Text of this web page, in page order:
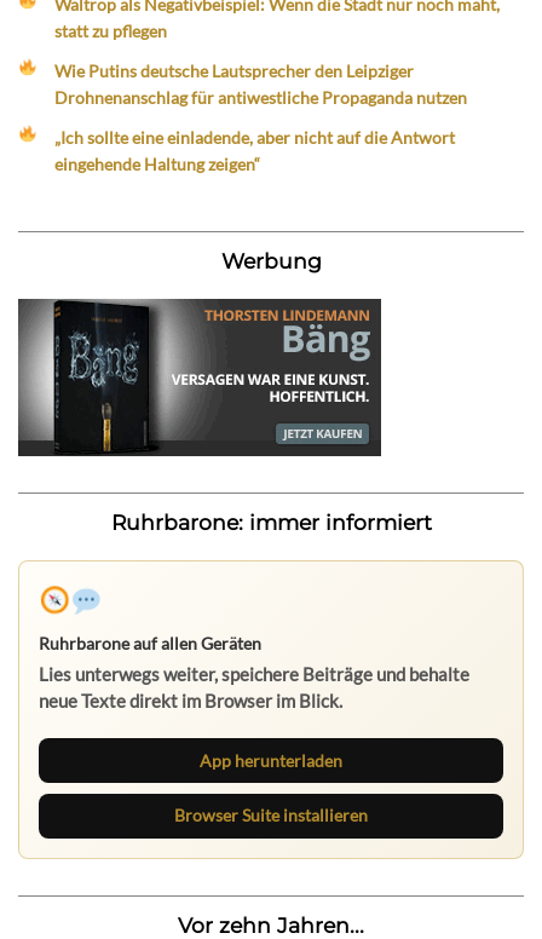
statt zu pflegen
Wie Putins deutsche Lautsprecher den Leipziger
Drohnenanschlag für antiwestliche Propaganda nutzen
„Ich sollte eine einladende, aber nicht auf die Antwort
eingehende Haltung zeigen“
Werbung
Ruhrbarone: immer informiert
Ruhrbarone auf allen Geräten
Lies unterwegs weiter, speichere Beiträge und behalte
neue Texte direkt im Browser im Blick.
App herunterladen
Browser Suite installieren
Vor zehn Jahren...